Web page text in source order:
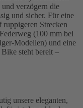
verzögern die
und sicher. Für eine
Strecken
(100 mm bei
Modellen) und eine
steht bereit –
unsere eleganten,